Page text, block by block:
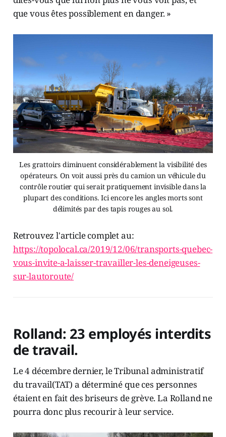
que vous êtes possiblement en danger. »
Les grattoirs diminuent considérablement la visibilité des
opérateurs. On voit aussi près du camion un véhicule du
contrôle routier qui serait pratiquement invisible dans la
plupart des conditions. Ici encore les angles morts sont
délimités par des tapis rouges au sol.
Retrouvez l'article complet au:
https://topolocal.ca/2019/12/06/transports-quebec-
vous-invite-a-laisser-travailler-les-deneigeuses-
sur-lautoroute/
Rolland: 23 employés interdits
de travail.
Le 4 décembre dernier, le Tribunal administratif
du travail(TAT) a déterminé que ces personnes
étaient en fait des briseurs de grève. La Rolland ne
pourra donc plus recourir à leur service.